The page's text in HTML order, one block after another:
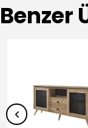
Benzer